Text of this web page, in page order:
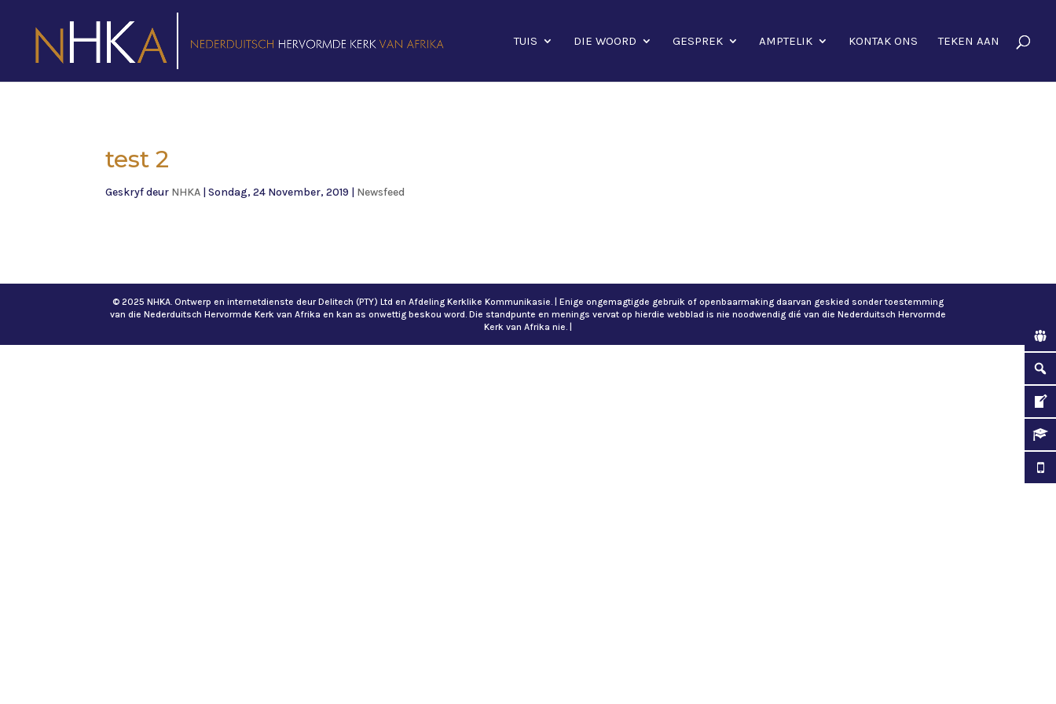
TUIS DIE WOORD GESPREK AMPTELIK KONTAK ONS TEKEN AAN
test 2
Geskryf deur NHKA |Sondag, 24 November, 2019 | Newsfeed
© 2025 NHKA. Ontwerp en internetdienste deur Delitech (PTY) Ltd en Afdeling Kerklike Kommunikasie. | Enige ongemagtigde gebruik of openbaarmaking daarvan geskied sonder toestemming
van die Nederduitsch Hervormde Kerk van Afrika en kan as onwettig beskou word. Die standpunte en menings vervat op hierdie webblad is nie noodwendig dié van die Nederduitsch Hervormde
Kerk van Afrika nie. |